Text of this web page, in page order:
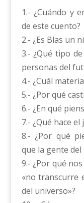
1.- ¿Cuándo y
de este cuento?
2.- ¿Es Blas un
3.- ¿Qué tipo
personas del
4.- ¿Cuál
5.- ¿Por qué
6.- ¿En qué
7.- ¿Qué hace
8.- ¿Por qué
que la gente del
9.- ¿Por qué
«no transcurre
del universo»?